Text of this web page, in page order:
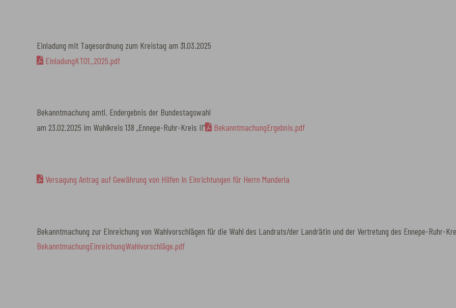
Einladung mit Tagesordnung zum Kreistag am 31.03.2025
EinladungKT01_2025.pdf
Bekanntmachung amtl. Endergebnis der Bundestagswahl
am 23.02.2025 im Wahlkreis 138 „Ennepe-Ruhr-Kreis II”
BekanntmachungErgebnis.pdf
Versagung Antrag auf Gewährung von Hilfen In Einrichtungen für Herrn Manderla
Bekanntmachung zur Einreichung von Wahlvorschlägen für die Wahl des Landrats/der Landrätin und der Vertretung des Ennepe-Ruhr-
BekanntmachungEinreichungWahlvorschläge.pdf